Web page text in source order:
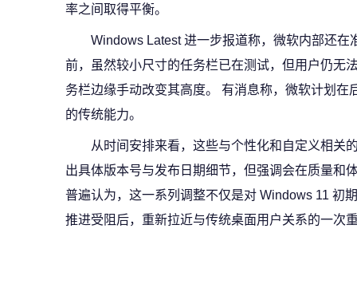
率之间取得平衡。
Windows Latest 进一步报道称，微软内部还
前，虽然较小尺寸的任务栏已在测试，但用户仍无
务栏边缘手动改变其高度。 有消息称，微软计划在
的传统能力。
从时间安排来看，这些与个性化和自定义相关
出具体版本号与发布日期细节，但强调会在质量和
普遍认为，这一系列调整不仅是对 Windows 11 初
推进受阻后，重新拉近与传统桌面用户关系的一次